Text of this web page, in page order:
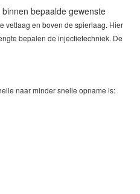
bepaalde gewenste
vetlaag en boven de spierlaag. Hier
bepalen de injectietechniek. De
naar minder snelle opname is: